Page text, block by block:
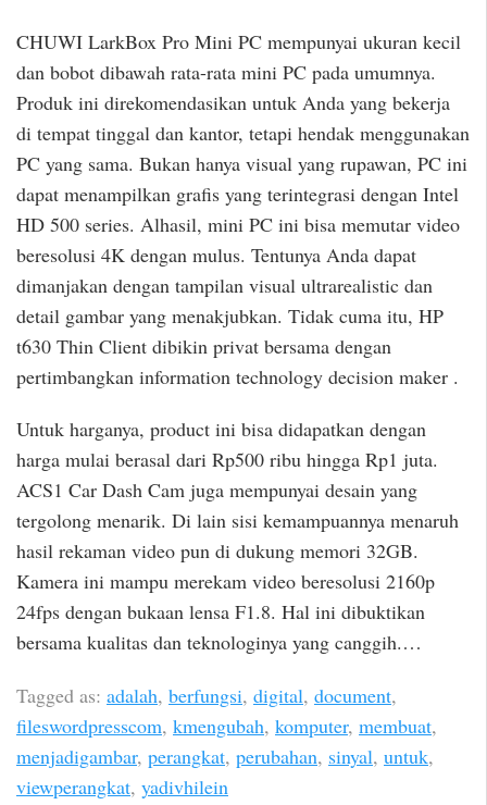
CHUWI LarkBox Pro Mini PC mempunyai ukuran kecil
dan bobot dibawah rata-rata mini PC pada umumnya.
Produk ini direkomendasikan untuk Anda yang bekerja
di tempat tinggal dan kantor, tetapi hendak menggunakan
PC yang sama. Bukan hanya visual yang rupawan, PC ini
dapat menampilkan grafis yang terintegrasi dengan Intel
HD 500 series. Alhasil, mini PC ini bisa memutar video
beresolusi 4K dengan mulus. Tentunya Anda dapat
dimanjakan dengan tampilan visual ultrarealistic dan
detail gambar yang menakjubkan. Tidak cuma itu, HP
t630 Thin Client dibikin privat bersama dengan
pertimbangkan information technology decision maker .
Untuk harganya, product ini bisa didapatkan dengan
harga mulai berasal dari Rp500 ribu hingga Rp1 juta.
ACS1 Car Dash Cam juga mempunyai desain yang
tergolong menarik. Di lain sisi kemampuannya menaruh
hasil rekaman video pun di dukung memori 32GB.
Kamera ini mampu merekam video beresolusi 2160p
24fps dengan bukaan lensa F1.8. Hal ini dibuktikan
bersama kualitas dan teknologinya yang canggih.…
Tagged as: adalah, berfungsi, digital, document,
fileswordpresscom, kmengubah, komputer, membuat,
menjadigambar, perangkat, perubahan, sinyal, untuk,
viewperangkat, yadivhilein